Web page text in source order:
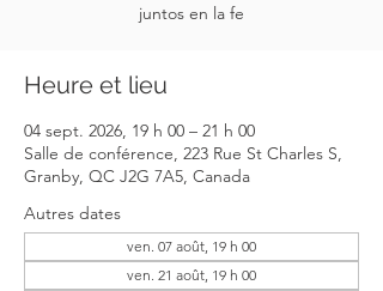
juntos en la fe
Heure et lieu
04 sept. 2026, 19 h 00 – 21 h 00
Salle de conférence, 223 Rue St Charles S,
Granby, QC J2G 7A5, Canada
Autres dates
ven. 07 août, 19 h 00
ven. 21 août, 19 h 00